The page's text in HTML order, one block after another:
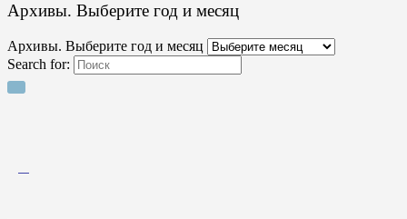
Архивы. Выберите год и месяц
Архивы. Выберите год и месяц
Search for: